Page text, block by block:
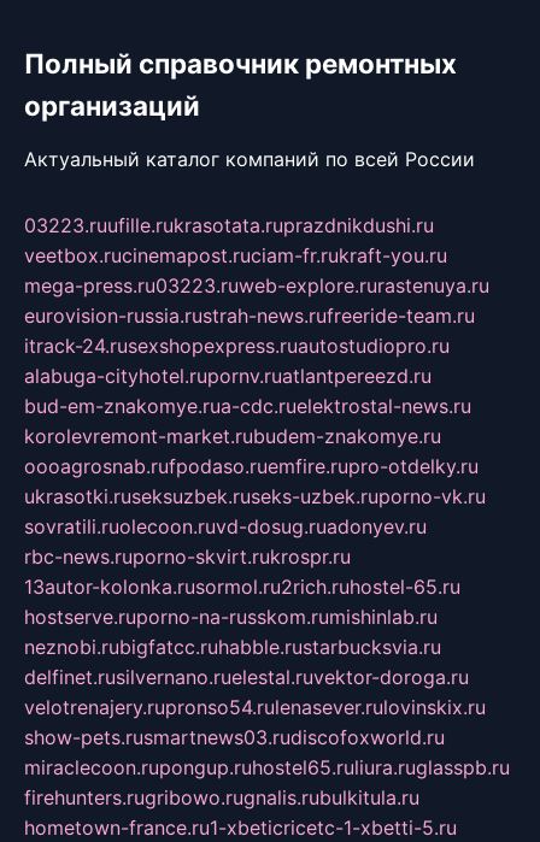
Полный справочник ремонтных
организаций
Актуальный каталог компаний по всей России
03223.ruufille.rukrasotata.ruprazdnikdushi.ru
veetbox.rucinemapost.ruciam-fr.rukraft-you.ru
mega-press.ru03223.ruweb-explore.rurastenuya.ru
eurovision-russia.rustrah-news.rufreeride-team.ru
itrack-24.rusexshopexpress.ruautostudiopro.ru
alabuga-cityhotel.rupornv.ruatlantpereezd.ru
bud-em-znakomye.rua-cdc.ruelektrostal-news.ru
korolevremont-market.rubudem-znakomye.ru
oooagrosnab.rufpodaso.ruemfire.rupro-otdelky.ru
ukrasotki.ruseksuzbek.ruseks-uzbek.ruporno-vk.ru
sovratili.ruolecoon.ruvd-dosug.ruadonyev.ru
rbc-news.ruporno-skvirt.rukrospr.ru
13autor-kolonka.rusormol.ru2rich.ruhostel-65.ru
hostserve.ruporno-na-russkom.rumishinlab.ru
neznobi.rubigfatcc.ruhabble.rustarbucksvia.ru
delfinet.rusilvernano.ruelestal.ruvektor-doroga.ru
velotrenajery.rupronso54.rulenasever.rulovinskix.ru
show-pets.rusmartnews03.rudiscofoxworld.ru
miraclecoon.rupongup.ruhostel65.ruliura.ruglasspb.ru
firehunters.rugribowo.rugnalis.rubulkitula.ru
hometown-france.ru1-xbeticricetc-1-xbetti-5.ru